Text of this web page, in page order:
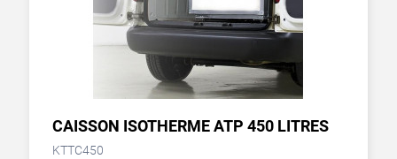
CAISSON ISOTHERME ATP 450 LITRES
KTTC450